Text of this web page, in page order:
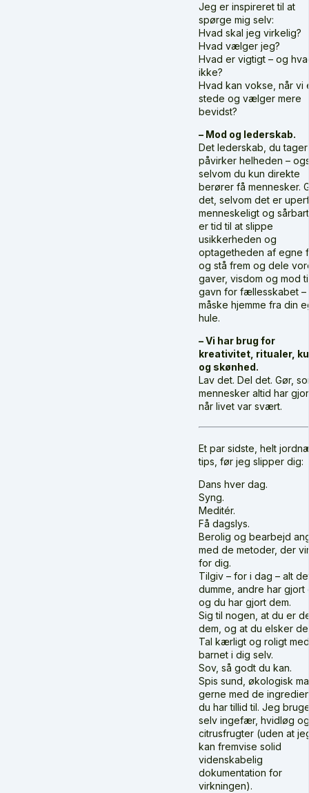
Jeg er inspireret til at
spørge mig selv:
Hvad skal jeg virkelig?
Hvad vælger jeg?
Hvad er vigtigt – og
ikke?
Hvad kan vokse, når vi
stede og vælger mere
bevidst?
– Mod og lederskab.
Det lederskab, du tager
påvirker helheden –
selvom du kun direkte
berører få mennesker.
det, selvom det er
menneskeligt og
er tid til at slippe
usikkerheden og
optagetheden af egne
og stå frem og dele
gaver, visdom og mod
gavn for fællesskabet –
måske hjemme fra din
hule.
– Vi har brug for
kreativitet, ritualer,
og skønhed.
Lav det. Del det. Gør,
mennesker altid har
når livet var svært.
Et par sidste, helt
tips, før jeg slipper dig:
Dans hver dag.
Syng.
Meditér.
Få dagslys.
Berolig og bearbejd
med de metoder, der
for dig.
Tilgiv – for i dag – alt
dumme, andre har gjort
og du har gjort dem.
Sig til nogen, at du er
dem, og at du elsker
Tal kærligt og roligt med
barnet i dig selv.
Sov, så godt du kan.
Spis sund, økologisk
gerne med de
du har tillid til. Jeg
selv ingefær, hvidløg og
citrusfrugter (uden at
kan fremvise solid
videnskabelig
dokumentation for
virkningen).